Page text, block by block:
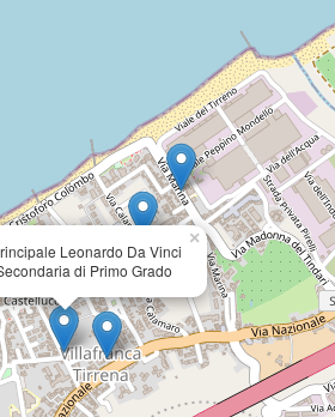
Leonardo Da Vinci
di Primo Grado
×